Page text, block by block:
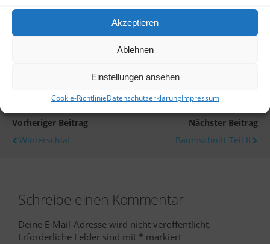
Akzeptieren
Ablehnen
Einstellungen ansehen
Cookie-RichtlinieDatenschutzerklärungImpressum
Vorheriger Beitrag
Winterschlaf
Nächster Beitrag
Baumschnitt Teil II
Schreibe einen Kommentar
Deine E-Mail-Adresse wird nicht veröffentlicht.
Erforderliche Felder sind mit * markiert